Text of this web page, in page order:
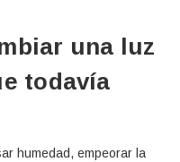
una luz
todavía
humedad, empeorar la